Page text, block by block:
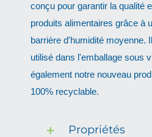
conçu pour garantir la qualité
produits alimentaires grâce à
barrière d'humidité moyenne.
utilisé dans l'emballage sous
également notre nouveau
100% recyclable.
Propriétés